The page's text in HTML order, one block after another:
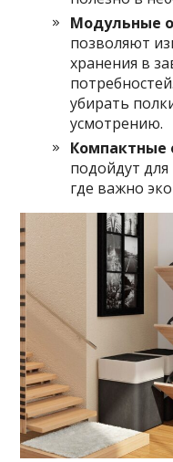
Модульные
позволяют
хранения в
убирать
усмотрению.
Компактные
подойдут
где важно